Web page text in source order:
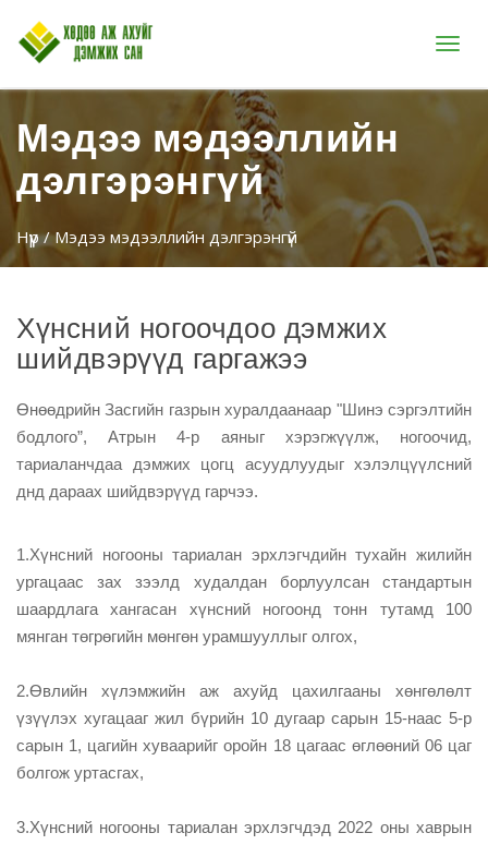
Цэс
Мэдээ мэдээллийн
дэлгэрэнгүй
Нүүр/ Мэдээ мэдээллийн дэлгэрэнгүй
Хүнсний ногоочдоо дэмжих
шийдвэрүүд гаргажээ
Өнөөдрийн Засгийн газрын хуралдаанаар "Шинэ сэргэлтийн
бодлого”, Атрын 4-р аяныг хэрэгжүүлж, ногоочид,
тариаланчдаа дэмжих цогц асуудлуудыг хэлэлцүүлсний
днд дараах шийдвэрүүд гарчээ.
1.Хүнсний ногооны тариалан эрхлэгчдийн тухайн жилийн
ургацаас зах зээлд худалдан борлуулсан стандартын
шаардлага хангасан хүнсний ногоонд тонн тутамд 100
мянган төгрөгийн мөнгөн урамшууллыг олгох,
2.Өвлийн хүлэмжийн аж ахуйд цахилгааны хөнгөлөлт
үзүүлэх хугацааг жил бүрийн 10 дугаар сарын 15-наас 5-р
сарын 1, цагийн хуваарийг оройн 18 цагаас өглөөний 06 цаг
болгож уртасгах,
3.Хүнсний ногооны тариалан эрхлэгчдэд 2022 оны хаврын